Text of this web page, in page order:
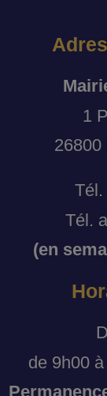
1
26800
Tél.
Tél.
(en
de 9h00